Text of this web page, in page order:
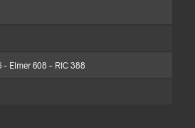
– Elmer 608 – RIC 388